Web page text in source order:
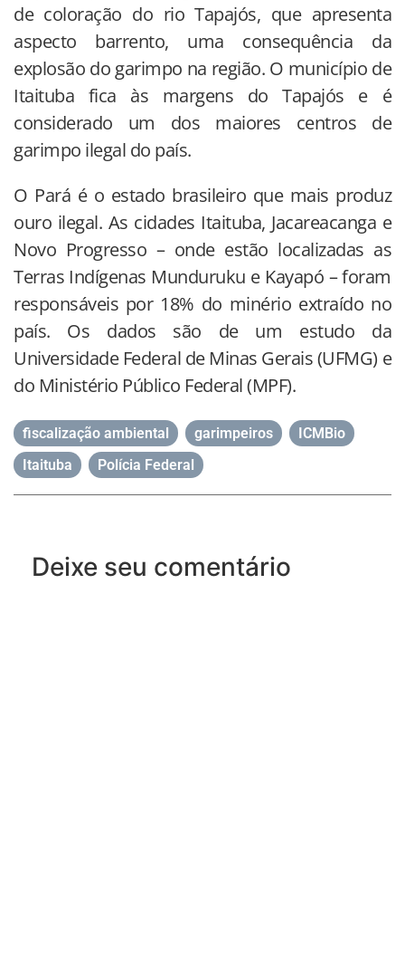
de coloração do rio Tapajós, que apresenta
aspecto barrento, uma consequência da
explosão do garimpo na região. O município de
Itaituba fica às margens do Tapajós e é
considerado um dos maiores centros de
garimpo ilegal do país.
O Pará é o estado brasileiro que mais produz
ouro ilegal. As cidades Itaituba, Jacareacanga e
Novo Progresso – onde estão localizadas as
Terras Indígenas Munduruku e Kayapó – foram
responsáveis por 18% do minério extraído no
país. Os dados são de um estudo da
Universidade Federal de Minas Gerais (UFMG) e
do Ministério Público Federal (MPF).
fiscalização ambiental garimpeiros ICMBio
Itaituba
Polícia Federal
Deixe seu comentário